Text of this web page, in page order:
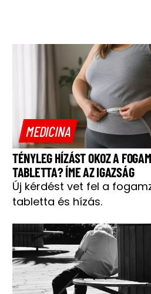
MEDICINA
TÉNYLEG HÍZÁST OKOZ A
TABLETTA? ÍME AZ IGAZSÁG
Új kérdést vet fel a
tabletta és hízás.